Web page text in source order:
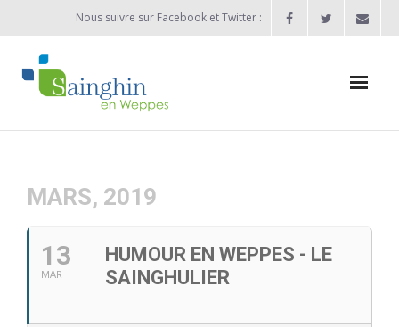
Nous suivre sur Facebook et Twitter :
Agenda
- Allocation d’études 2025/2026
MARS, 2019
13
MAR
HUMOUR EN WEPPES - LE
SAINGHULIER